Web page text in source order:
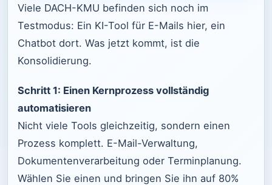
Viele DACH-KMU befinden sich noch im
Testmodus: Ein KI-Tool für E-Mails hier, ein
Chatbot dort. Was jetzt kommt, ist die
Konsolidierung.
Schritt 1: Einen Kernprozess vollständig
automatisieren
Nicht viele Tools gleichzeitig, sondern einen
Prozess komplett. E-Mail-Verwaltung,
Dokumentenverarbeitung oder Terminplanung.
Wählen Sie einen und bringen Sie ihn auf 80%